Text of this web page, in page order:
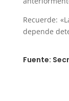
Recuerde:
depende
Fuente: